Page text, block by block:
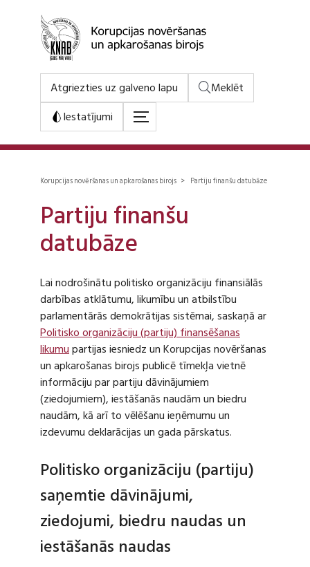
Atgriezties uz galveno lapu
Meklēt
Iestatījumi
Korupcijas novēršanas un apkarošanas birojs > Partiju finanšu datubāze
Partiju finanšu
datubāze
Lai nodrošinātu politisko organizāciju finansiālās
darbības atklātumu, likumību un atbilstību
parlamentārās demokrātijas sistēmai, saskaņā ar
Politisko organizāciju (partiju) finansēšanas
likumupartijas iesniedz un Korupcijas novēršanas
un apkarošanas birojs publicē tīmekļa vietnē
informāciju par partiju dāvinājumiem
(ziedojumiem), iestāšanās naudām un biedru
naudām, kā arī to vēlēšanu ieņēmumu un
izdevumu deklarācijas un gada pārskatus.
Politisko organizāciju (partiju)
saņemtie dāvinājumi,
ziedojumi, biedru naudas un
iestāšanās naudas